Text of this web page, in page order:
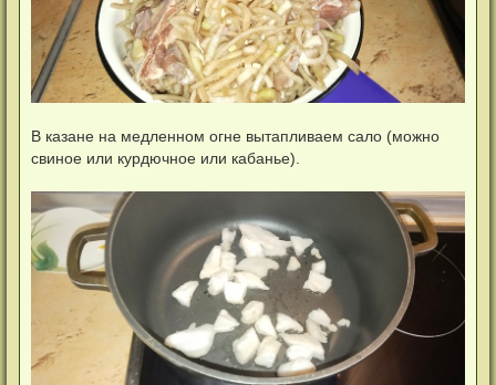
В казане на медленном огне вытапливаем сало (можно
свиное или курдючное или кабанье).